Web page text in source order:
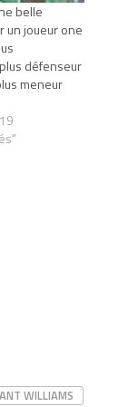
belle
un joueur one
défenseur
meneur
WILLIAMS